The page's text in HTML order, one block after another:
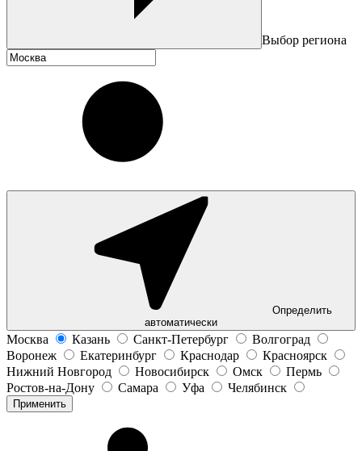
Выбор региона
Определить
автоматически
Москва Казань Санкт-Петербург
Волгоград
Воронеж
Екатеринбург Краснодар
Красноярск
Нижний Новгород
Новосибирск Омск
Пермь
Ростов-на-Дону
Самара Уфа Челябинск
Применить